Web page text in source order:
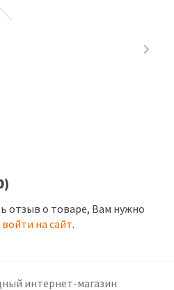
отзыв о товаре, Вам нужно
войти на сайт.
интернет-магазин